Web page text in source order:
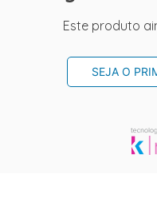
Este produto
SEJA O